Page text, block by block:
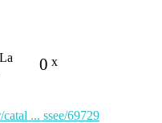
0 x
... ssee/69729